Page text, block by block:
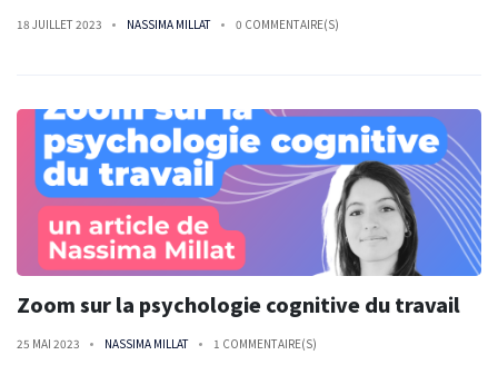
18 JUILLET 2023 NASSIMA MILLAT 0 COMMENTAIRE(S)
Zoom sur la psychologie cognitive du travail
25 MAI 2023 NASSIMA MILLAT 1 COMMENTAIRE(S)